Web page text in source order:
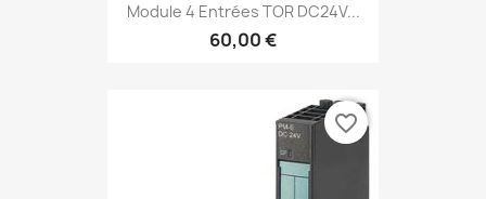
Module 4 Entrées TOR DC24V...
60,00 €
favorite_border